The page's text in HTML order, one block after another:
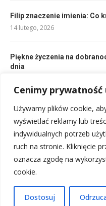
Cenimy
Używamy plików cookie,
wyświetlać reklamy lub
indywidualnych potrzeb
ruch na stronie. Kliknięcie
oznacza zgodę na
cookie.
Dostosuj
Filip znaczenie imienia: Co
14 lutego, 2026
Piękne życzenia na
dnia
Oliwkowa karnacja:
odcienia
17 lutego, 2026
Mapa